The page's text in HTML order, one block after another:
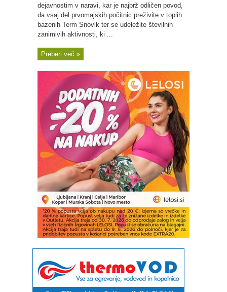
dejavnostim v naravi, kar je najbrž odličen povod,
da vsaj del prvomajskih počitnic preživite v toplih
bazenih Term Snovik ter se udeležite številnih
zanimivih aktivnosti, ki ...
Preberi več »